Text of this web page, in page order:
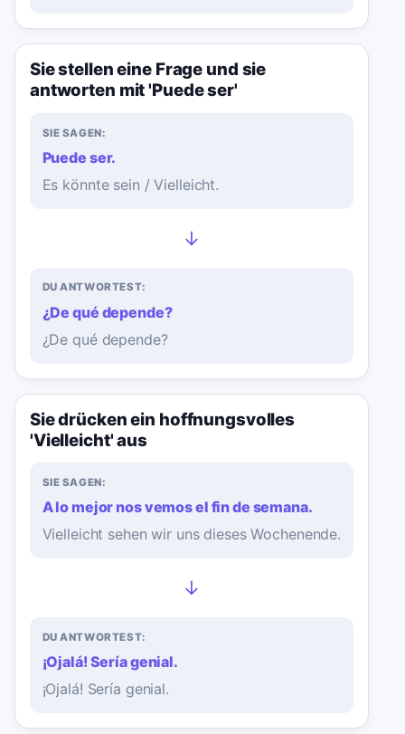
Sie stellen eine Frage und sie
antworten mit 'Puede ser'
SIE SAGEN:
Puede ser.
Es könnte sein / Vielleicht.
→
DU ANTWORTEST:
¿De qué depende?
¿De qué depende?
Sie drücken ein hoffnungsvolles
'Vielleicht' aus
SIE SAGEN:
A lo mejor nos vemos el fin de semana.
Vielleicht sehen wir uns dieses Wochenende.
→
DU ANTWORTEST:
¡Ojalá! Sería genial.
¡Ojalá! Sería genial.